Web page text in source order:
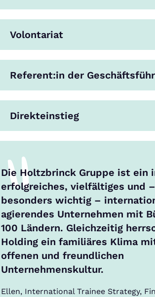
Volontariat
Referent:in der
Direkteinstieg
Die Holtzbrinck Gruppe ist ein
erfolgreiches, vielfältiges und
besonders wichtig –
agierendes Unternehmen mit
100 Ländern. Gleichzeitig
Holding ein familiäres Klima
offenen und freundlichen
Unternehmenskultur.
Ellen, International Trainee Strategy,